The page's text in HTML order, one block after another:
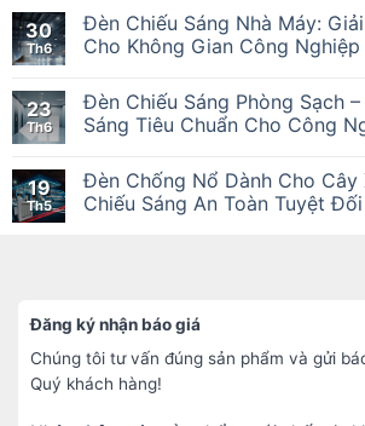
30
Th6
Đèn Chiếu Sáng Nhà Máy:
Cho Không Gian Công Nghiệp
23
Th6
Đèn Chiếu Sáng Phòng Sạch
Sáng Tiêu Chuẩn Cho Công
19
Th5
Đèn Chống Nổ Dành Cho Cây
Chiếu Sáng An Toàn Tuyệt Đối
Đăng ký nhận báo giá
Chúng tôi tư vấn đúng sản phẩm và gửi
Quý khách hàng!